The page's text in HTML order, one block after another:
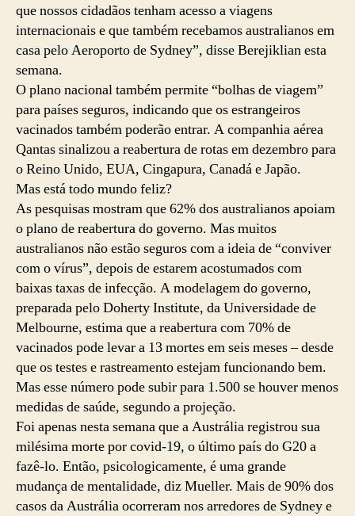
que nossos cidadãos tenham acesso a viagens
internacionais e que também recebamos australianos em
casa pelo Aeroporto de Sydney”, disse Berejiklian esta
semana.
O plano nacional também permite “bolhas de viagem”
para países seguros, indicando que os estrangeiros
vacinados também poderão entrar. A companhia aérea
Qantas sinalizou a reabertura de rotas em dezembro para
o Reino Unido, EUA, Cingapura, Canadá e Japão.
Mas está todo mundo feliz?
As pesquisas mostram que 62% dos australianos apoiam
o plano de reabertura do governo. Mas muitos
australianos não estão seguros com a ideia de “conviver
com o vírus”, depois de estarem acostumados com
baixas taxas de infecção. A modelagem do governo,
preparada pelo Doherty Institute, da Universidade de
Melbourne, estima que a reabertura com 70% de
vacinados pode levar a 13 mortes em seis meses – desde
que os testes e rastreamento estejam funcionando bem.
Mas esse número pode subir para 1.500 se houver menos
medidas de saúde, segundo a projeção.
Foi apenas nesta semana que a Austrália registrou sua
milésima morte por covid-19, o último país do G20 a
fazê-lo. Então, psicologicamente, é uma grande
mudança de mentalidade, diz Mueller. Mais de 90% dos
casos da Austrália ocorreram nos arredores de Sydney e